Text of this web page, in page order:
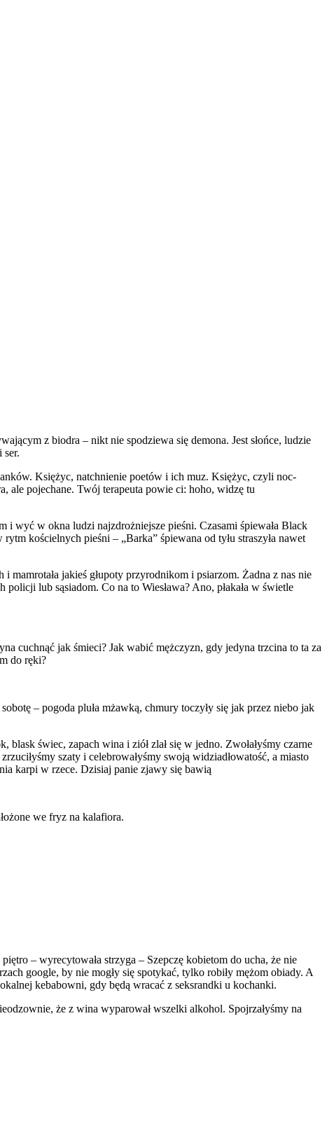
z biodra – nikt nie spodziewa się demona. Jest słońce, ludzie
ser.
Księżyc, natchnienie poetów i ich muz. Księżyc, czyli noc-
ale pojechane. Twój terapeuta powie ci: hoho, widzę tu
i wyć w okna ludzi najzdrożniejsze pieśni. Czasami śpiewała Black
kościelnych pieśni – „Barka” śpiewana od tyłu straszyła nawet
mamrotała jakieś głupoty przyrodnikom i psiarzom. Żadna z nas nie
lub sąsiadom. Co na to Wiesława? Ano, płakała w świetle
cuchnąć jak śmieci? Jak wabić mężczyzn, gdy jedyna trzcina to ta za
do ręki?
– pogoda pluła mżawką, chmury toczyły się jak przez niebo jak
świec, zapach wina i ziół zlał się w jedno. Zwołałyśmy czarne
szaty i celebrowałyśmy swoją widziadłowatość, a miasto
karpi w rzece. Dzisiaj panie zjawy się bawią
we fryz na kalafiora.
– wyrecytowała strzyga – Szepczę kobietom do ucha, że nie
google, by nie mogły się spotykać, tylko robiły mężom obiady. A
kebabowni, gdy będą wracać z seksrandki u kochanki.
że z wina wyparował wszelki alkohol. Spojrzałyśmy na